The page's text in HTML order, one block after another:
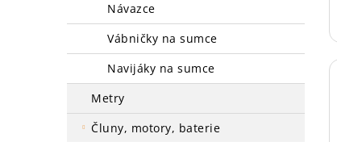
návazce
vábničky na sumce
navijáky na sumce
metry
čluny, motory, baterie